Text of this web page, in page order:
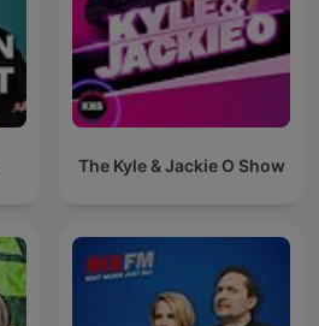
The Kyle & Jackie O Show